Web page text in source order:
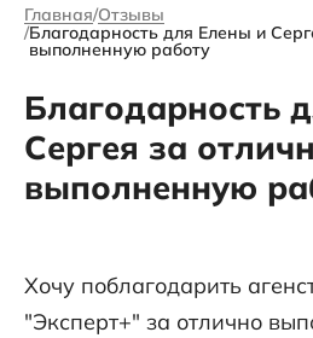
Главная Отзывы
Благодарность для Елены и
выполненную работу
Благодарность
Сергея за
выполненную
Хочу поблагодарить
"Эксперт+" за отлично